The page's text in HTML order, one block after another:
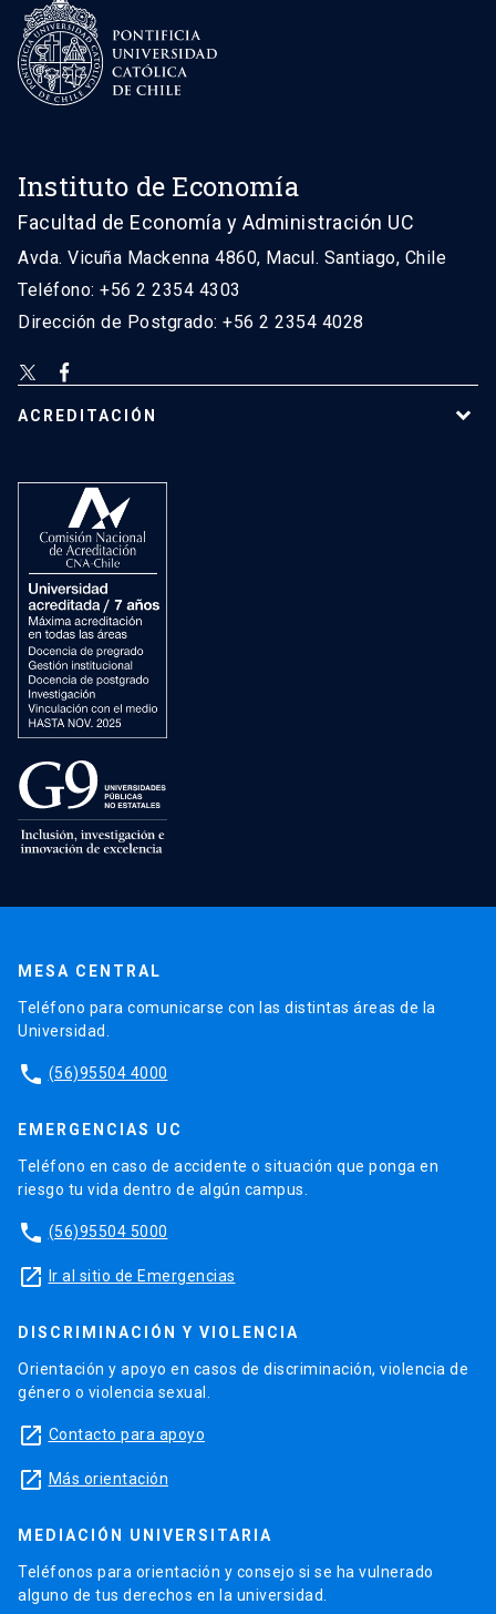
Instituto de Economía
Facultad de Economía y Administración UC
Avda. Vicuña Mackenna 4860, Macul. Santiago, Chile
Teléfono: +56 2 2354 4303
Dirección de Postgrado: +56 2 2354 4028
ACREDITACIÓN
MESA CENTRAL
Teléfono para comunicarse con las distintas áreas de la
Universidad.
phone (56)95504 4000
EMERGENCIAS UC
Teléfono en caso de accidente o situación que ponga en
riesgo tu vida dentro de algún campus.
phone (56)95504 5000
launch Ir al sitio de Emergencias
DISCRIMINACIÓN Y VIOLENCIA
Orientación y apoyo en casos de discriminación, violencia de
género o violencia sexual.
launch Contacto para apoyo
launch Más orientación
MEDIACIÓN UNIVERSITARIA
Teléfonos para orientación y consejo si se ha vulnerado
alguno de tus derechos en la universidad.